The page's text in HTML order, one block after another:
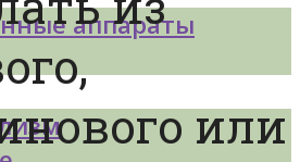
аппараты
или